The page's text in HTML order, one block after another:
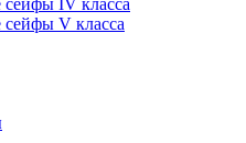
сейфы IV класса
V класса